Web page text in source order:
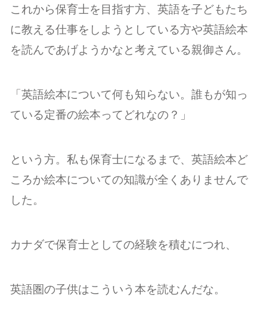
これから保育士を目指す方、英語を子どもたち
に教える仕事をしようとしている方や英語絵本
を読んであげようかなと考えている親御さん。
「英語絵本について何も知らない。誰もが知っ
ている定番の絵本ってどれなの？」
という方。私も保育士になるまで、英語絵本ど
ころか絵本についての知識が全くありませんで
した。
カナダで保育士としての経験を積むにつれ、
英語圏の子供はこういう本を読むんだな。